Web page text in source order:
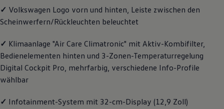
Transport
Familie
Pannen- und Unfallhilfe
Volkswagen Kundenbetreuung
✓ Volkswagen Logo vorn und hinten, Leiste zwischen den
Scheinwerfern/Rückleuchten beleuchtet
✓ Klimaanlage "Air Care Climatronic" mit Aktiv-Kombifilter,
Bedienelementen hinten und 3-Zonen-Temperaturregelung
Digital Cockpit Pro, mehrfarbig, verschiedene Info-Profile
wählbar
✓ Infotainment-System mit 32-cm-Display (12,9 Zoll)